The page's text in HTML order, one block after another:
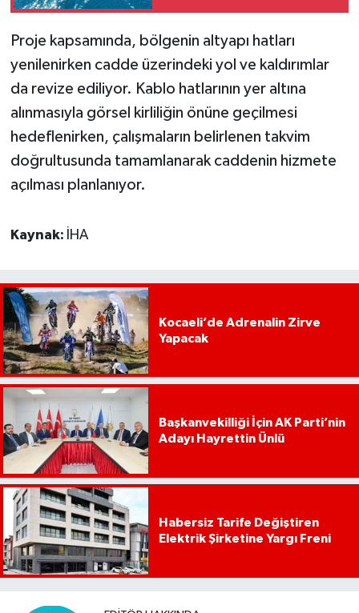
Proje kapsamında, bölgenin altyapı hatları
yenilenirken cadde üzerindeki yol ve kaldırımlar
da revize ediliyor. Kablo hatlarının yer altına
alınmasıyla görsel kirliliğin önüne geçilmesi
hedeflenirken, çalışmaların belirlenen takvim
doğrultusunda tamamlanarak caddenin hizmete
açılması planlanıyor.
Kaynak: İHA
Kocaeli’de Adrenalin Zirve
Yapacak
Başkanvekilliği İçin AK Parti’nin
Adayı Hayrettin Ünlü
Habersiz Tarife Değiştiren
Elektrik Şirketine Yargı Freni